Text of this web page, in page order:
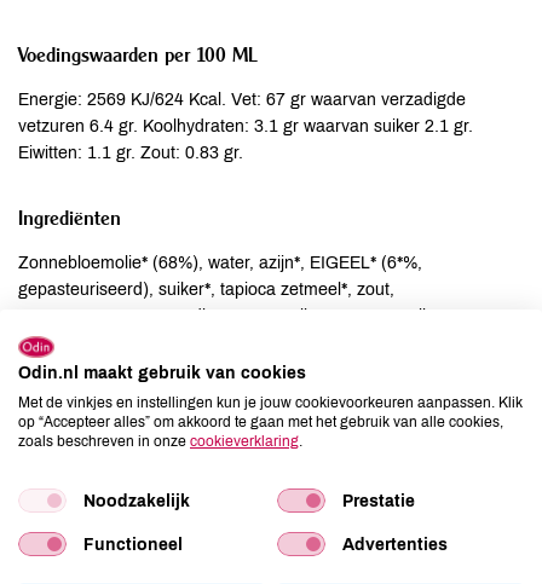
Voedingswaarden per 100 ML
Energie: 2569 KJ/624 Kcal. Vet: 67 gr waarvan verzadigde
vetzuren 6.4 gr. Koolhydraten: 3.1 gr waarvan suiker 2.1 gr.
Eiwitten: 1.1 gr. Zout: 0.83 gr.
Ingrediënten
Zonnebloemolie* (68%), water, azijn*, EIGEEL* (6*%,
gepasteuriseerd), suiker*, tapioca zetmeel*, zout,
verdikkingsmiddel: guarpitmeel*, specerijen*, natuurlijk aroma
(MOSTERD), paprikaolie.
Allergenen
Ei
aanwezig
Gluten
niet aanwezig
Odin.nl maakt gebruik van cookies
Met de vinkjes en instellingen kun je jouw cookievoorkeuren aanpassen. Klik
op “Accepteer alles” om akkoord te gaan met het gebruik van alle cookies,
zoals beschreven in onze cookieverklaring.
Noodzakelijk Prestatie
Functioneel Advertenties